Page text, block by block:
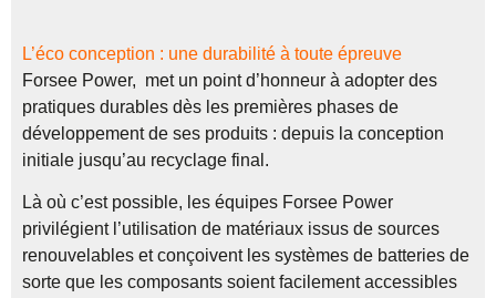
L’éco conception : une durabilité à toute épreuve
Forsee Power, met un point d’honneur à adopter des
pratiques durables dès les premières phases de
développement de ses produits : depuis la conception
initiale jusqu’au recyclage final.
Là où c’est possible, les équipes Forsee Power
privilégient l’utilisation de matériaux issus de sources
renouvelables et conçoivent les systèmes de batteries de
sorte que les composants soient facilement accessibles